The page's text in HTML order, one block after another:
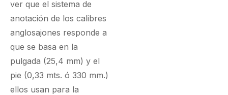
ver que el sistema de
anotación de los calibres
anglosajones responde a
que se basa en la
pulgada (25,4 mm) y el
pie (0,33 mts. ó 330 mm.)
ellos usan para la